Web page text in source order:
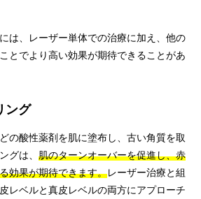
は、レーザー単体での治療に加え、他の
とでより高い効果が期待できることがあ
ング
の酸性薬剤を肌に塗布し、古い角質を取
グは、 肌のターンオーバーを促進し、赤
効果が期待できます。レーザー治療と組
レベルと真皮レベルの両方にアプローチ